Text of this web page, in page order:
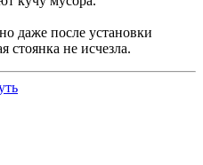
даже после установки
стоянка не исчезла.